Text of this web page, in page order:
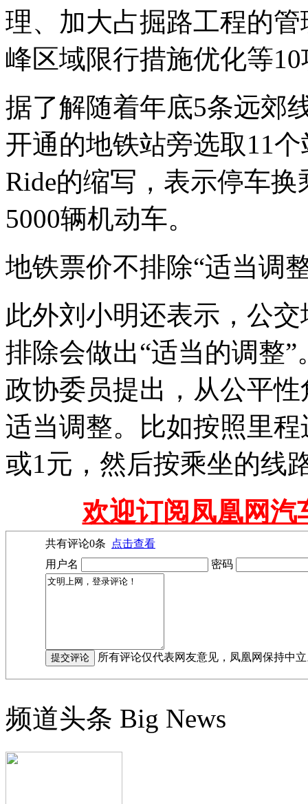
理、加大占掘路工程的
峰区域限行措施优化等
据了解随着年底5条远郊
开通的地铁站旁选取11个
Ride的缩写，表示停车
5000辆机动车。
地铁票价不排除“适当调
此外刘小明还表示，公
排除会做出“适当的调整
政协委员提出，从公平
适当调整。比如按照里
或1元，然后按乘坐的线
欢迎订阅凤凰网汽
共有评论0条
点击查看
用户名
密码
所有评论仅代表网友意见，凤凰网保持中
频道头条 Big News